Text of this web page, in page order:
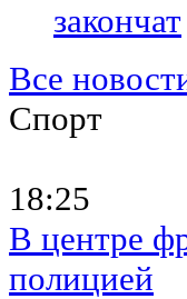
закончат
Все
Спорт
18:25
В центре
полицией